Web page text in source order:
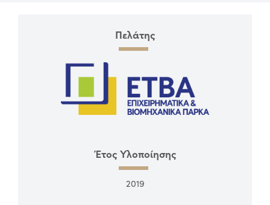
Πελάτης
Έτος Υλοποίησης
2019